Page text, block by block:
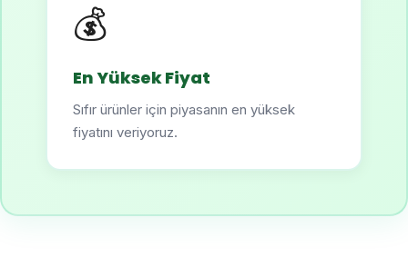
💰
En Yüksek Fiyat
Sıfır ürünler için piyasanın en yüksek
fiyatını veriyoruz.